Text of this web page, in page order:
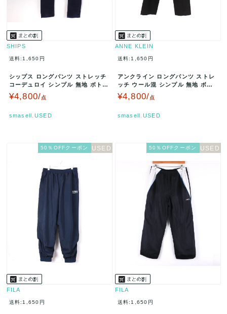
SHIPS
送料:1,650円
シップス ロングパンツ ストレッチ
コーデュロイ シンプル 無地 ボトム
ス レディース Mサイズ ネ…
¥4,800/点
smasell.USED
ANNE KLEIN
送料:1,650円
アンクライン ロングパンツ ストレ
ッチ ウール混 シンプル 無地 ボト
ムス 黒 レディース 58/8…
¥4,800/点
smasell.USED
50％OFFクーポン
FILA
送料:1,650円
50％OFFクーポン
FILA
送料:1,650円